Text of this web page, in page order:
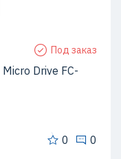
Под заказ
Drive FC-
0 0